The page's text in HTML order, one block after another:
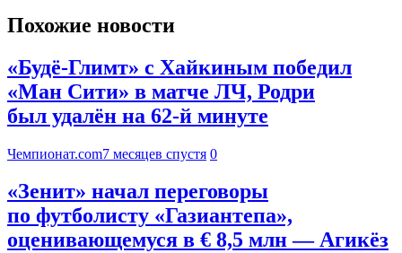
Похожие новости
«Будё-Глимт» с Хайкиным победил
«Ман Сити» в матче ЛЧ, Родри
был удалён на 62-й минуте
Чемпионат.com7 месяцев спустя 0
«Зенит» начал переговоры
по футболисту «Газиантепа»,
оценивающемуся в € 8,5 млн — Агикёз